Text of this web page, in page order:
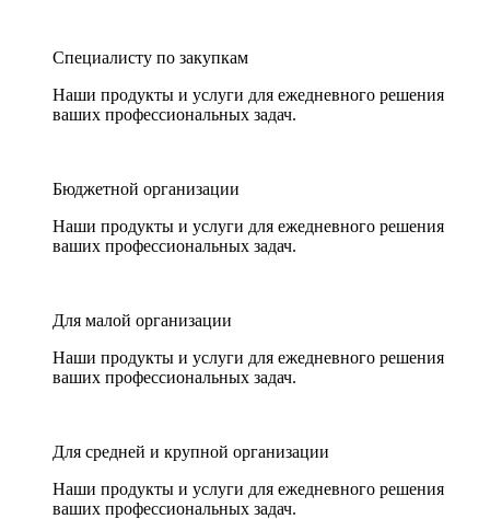
Специалисту по закупкам
Наши продукты и услуги для ежедневного решения
ваших профессиональных задач.
Бюджетной организации
Наши продукты и услуги для ежедневного решения
ваших профессиональных задач.
Для малой организации
Наши продукты и услуги для ежедневного решения
ваших профессиональных задач.
Для средней и крупной организации
Наши продукты и услуги для ежедневного решения
ваших профессиональных задач.